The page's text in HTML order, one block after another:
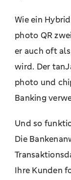
Wie ein
photo QR
er auch oft
wird. Der
photo und
Banking
Und so
Die
Ihre Kunden